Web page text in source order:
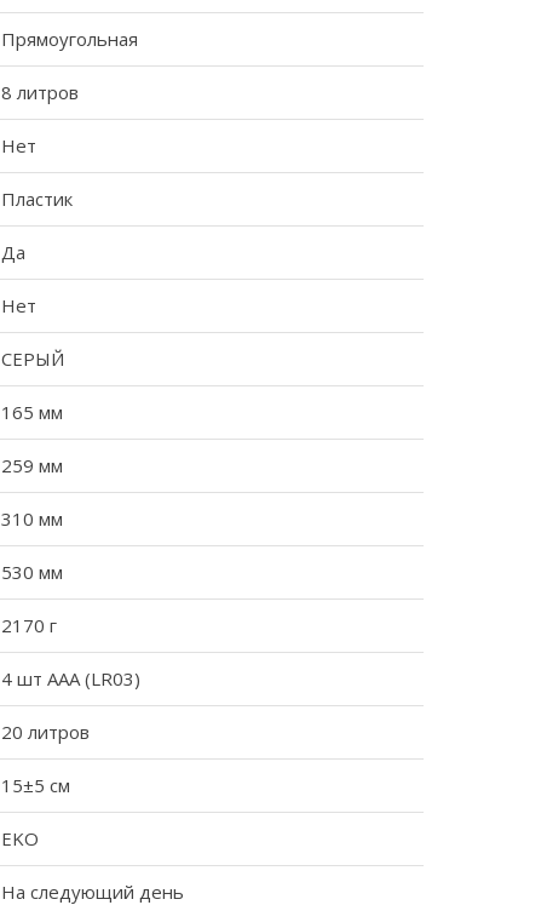
Прямоугольная
8 литров
Нет
Пластик
Да
Нет
СЕРЫЙ
165 мм
259 мм
310 мм
530 мм
2170 г
4 шт ААА (LR03)
20 литров
15±5 см
EKO
На следующий день